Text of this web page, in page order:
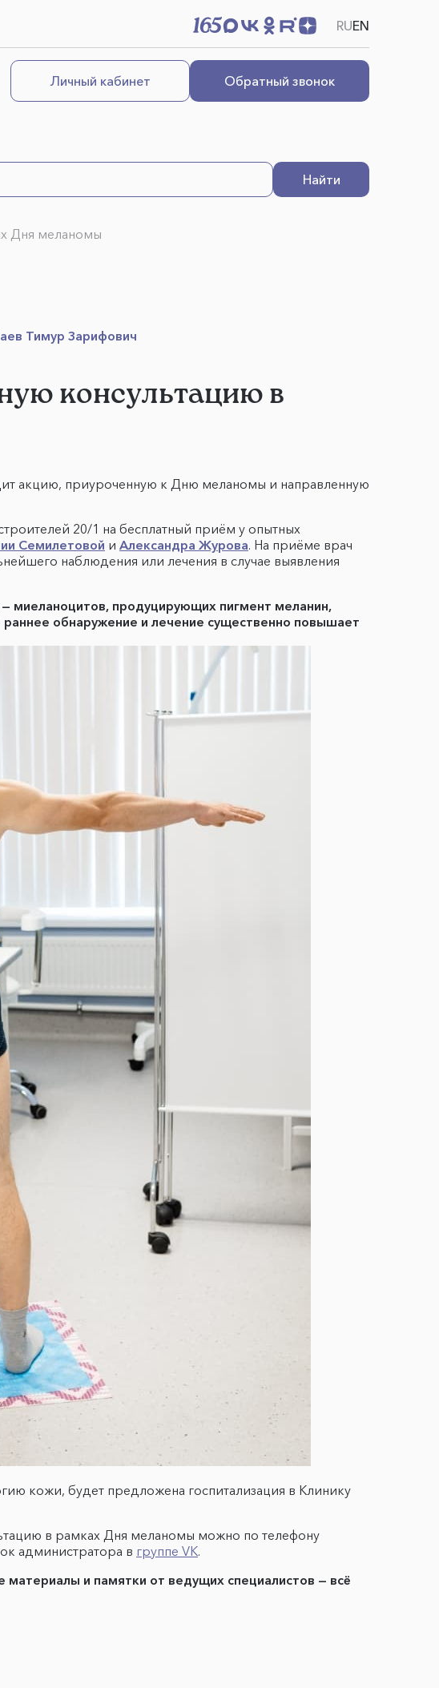
RUEN
Обратный звонок
Личный кабинет
Найти
Дня меланомы
Тимур Зарифович
консультацию в
акцию, приуроченную к Дню меланомы и направленную
20/1 на бесплатный приём у опытных
Семилетовой и Александра Журова. На приёме врач
наблюдения или лечения в случае выявления
миеланоцитов, продуцирующих пигмент меланин,
обнаружение и лечение существенно повышает
кожи, будет предложена госпитализация в Клинику
в рамках Дня меланомы можно по телефону
администратора в группе VK.
материалы и памятки от ведущих специалистов — всё